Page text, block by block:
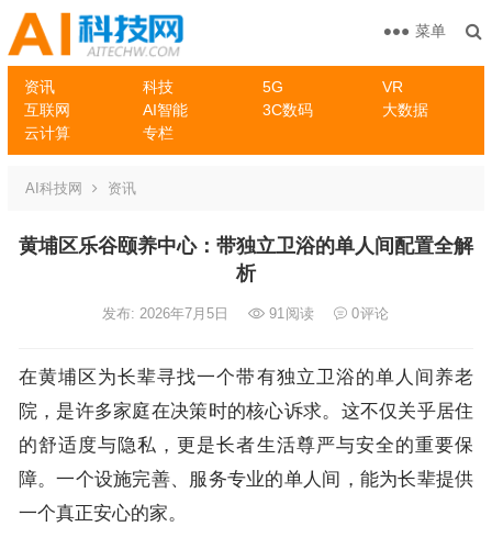
资讯 科技 5G
VR
互联网
AI智能 3C数码
大数据
云计算
专栏
菜单
AI科技网 资讯
黄埔区乐谷颐养中心：带独立卫浴的单人间配置全解
析
发布: 2026年7月5日 91阅读 0评论
在黄埔区为长辈寻找一个带有独立卫浴的单人间养老
院，是许多家庭在决策时的核心诉求。这不仅关乎居住
的舒适度与隐私，更是长者生活尊严与安全的重要保
障。一个设施完善、服务专业的单人间，能为长辈提供
一个真正安心的家。